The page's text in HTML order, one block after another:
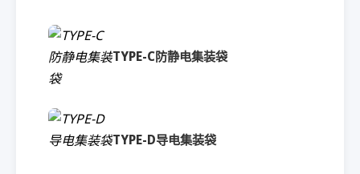
TYPE-C防静电集装袋
TYPE-D导电集装袋